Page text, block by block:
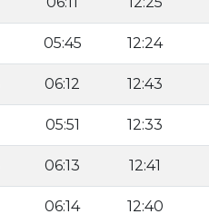
05:45 12:24
06:12 12:43
05:51 12:33
06:13 12:41
06:14 12:40